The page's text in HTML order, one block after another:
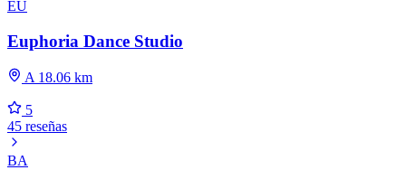
EU
Euphoria Dance Studio
A 18.06 km
5
45 reseñas
BA